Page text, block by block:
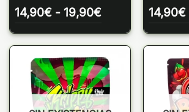
14,90€ - 19,90€Rango
de
precios:
desde
14,90€
hasta
19,90€
14,90€